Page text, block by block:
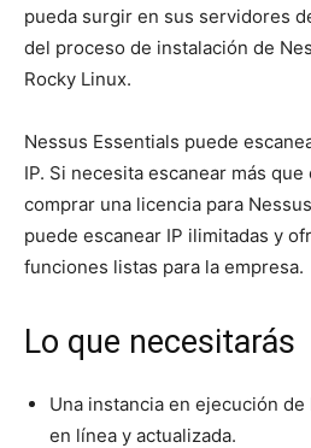
pueda surgir en sus servidores
del proceso de instalación de
Rocky Linux.
Nessus Essentials puede
IP. Si necesita escanear más
comprar una licencia para
puede escanear IP ilimitadas y
funciones listas para la empresa.
Lo que necesitarás
Una instancia en ejecución
en línea y actualizada.